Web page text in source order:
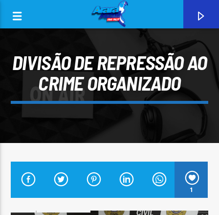
CURRENT TRACK
ARARA AZUL FM 96,9
DIVISÃO DE REPRESSÃO AO
CRIME ORGANIZADO
1